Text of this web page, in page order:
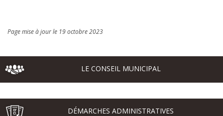
Page mise à jour le 19 octobre 2023
LE CONSEIL MUNICIPAL
DÉMARCHES ADMINISTRATIVES